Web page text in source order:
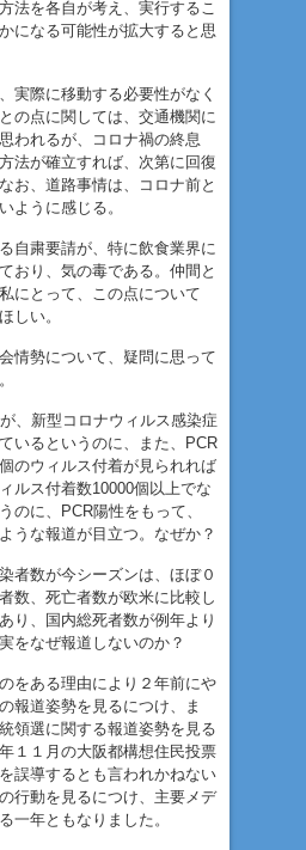
法を各自が考え、実行するこ
になる可能性が拡大すると思
実際に移動する必要性がなく
の点に関しては、交通機関に
われるが、コロナ禍の終息
法が確立すれば、次第に回復
お、道路事情は、コロナ前と
ように感じる。
自粛要請が、特に飲食業界に
おり、気の毒である。仲間と
にとって、この点について
しい。
情勢について、疑問に思って
、新型コロナウィルス感染症
いるというのに、また、PCR
のウィルス付着が見られれば
ルス付着数10000個以上でな
のに、PCR陽性をもって、
うな報道が目立つ。なぜか？
者数が今シーズンは、ほぼ０
数、死亡者数が欧米に比較し
り、国内総死者数が例年より
をなぜ報道しないのか？
をある理由により２年前にや
報道姿勢を見るにつけ、ま
領選に関する報道姿勢を見る
１１月の大阪都構想住民投票
誤導するとも言われかねない
行動を見るにつけ、主要メデ
一年ともなりました。